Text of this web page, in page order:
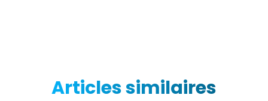
Articles similaires